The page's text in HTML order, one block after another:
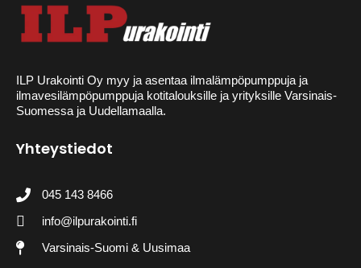
ILP Urakointi Oy myy ja asentaa ilmalämpöpumppuja ja
ilmavesilämpöpumppuja kotitalouksille ja yrityksille Varsinais-
Suomessa ja Uudellamaalla.
Yhteystiedot
045 143 8466
info@ilpurakointi.fi
Varsinais-Suomi & Uusimaa